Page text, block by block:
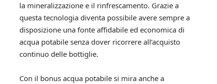
la mineralizzazione e il rinfrescamento. Grazie a
questa tecnologia diventa possibile avere sempre a
disposizione una fonte affidabile ed economica di
acqua potabile senza dover ricorrere all’acquisto
continuo delle bottiglie.
Con il bonus acqua potabile si mira anche a